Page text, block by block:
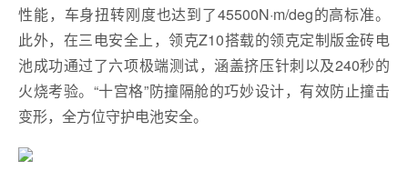
性能，车身扭转刚度也达到了45500N·m/deg的高标准。
此外，在三电安全上，领克Z10搭载的领克定制版金砖电
池成功通过了六项极端测试，涵盖挤压针刺以及240秒的
火烧考验。“十宫格”防撞隔舱的巧妙设计，有效防止撞击
变形，全方位守护电池安全。